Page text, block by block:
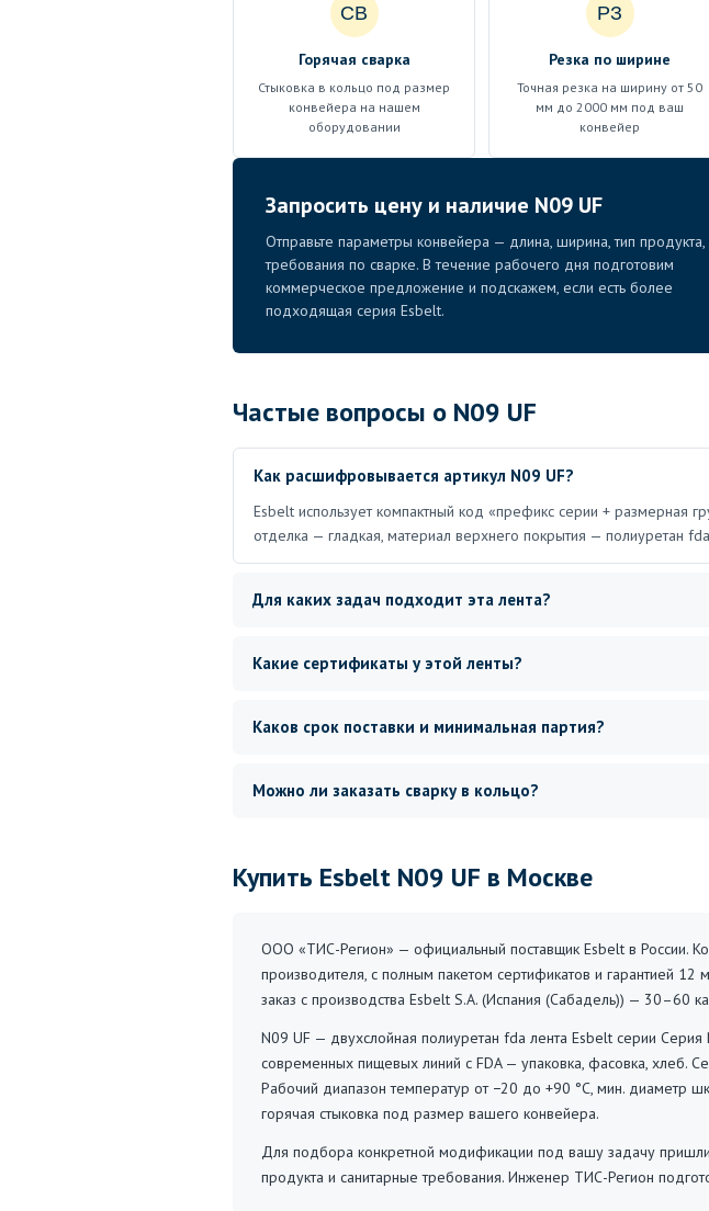
СВ
Горячая сварка
Стыковка в кольцо под размер
конвейера на нашем
оборудовании
РЗ
Резка по ширине
Точная резка на ширину от 50
мм до 2000 мм под ваш
конвейер
Запросить цену и наличие N09 UF
Отправьте параметры конвейера — длина, ширина, тип продукта,
требования по сварке. В течение рабочего дня подготовим
коммерческое предложение и подскажем, если есть более
подходящая серия Esbelt.
Частые вопросы о N09 UF
Как расшифровывается артикул N09 UF?
Esbelt использует компактный код «префикс серии + размерная
отделка — гладкая, материал верхнего покрытия — полиуретан
Для каких задач подходит эта лента?
Какие сертификаты у этой ленты?
Каков срок поставки и минимальная партия?
Можно ли заказать сварку в кольцо?
Купить Esbelt N09 UF в Москве
ООО «ТИС-Регион» — официальный поставщик Esbelt в России.
производителя, с полным пакетом сертификатов и гарантией
заказ с производства Esbelt S.A. (Испания (Сабадель)) — 30–60
N09 UF — двухслойная полиуретан fda лента Esbelt серии
современных пищевых линий с FDA — упаковка, фасовка, хлеб.
Рабочий диапазон температур от −20 до +90 °C, мин. диаметр
горячая стыковка под размер вашего конвейера.
Для подбора конкретной модификации под вашу задачу
продукта и санитарные требования. Инженер ТИС-Регион